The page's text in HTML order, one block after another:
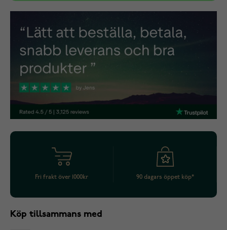
Fri frakt över 1000kr 90 dagars öppet köp*
Köp tillsammans med